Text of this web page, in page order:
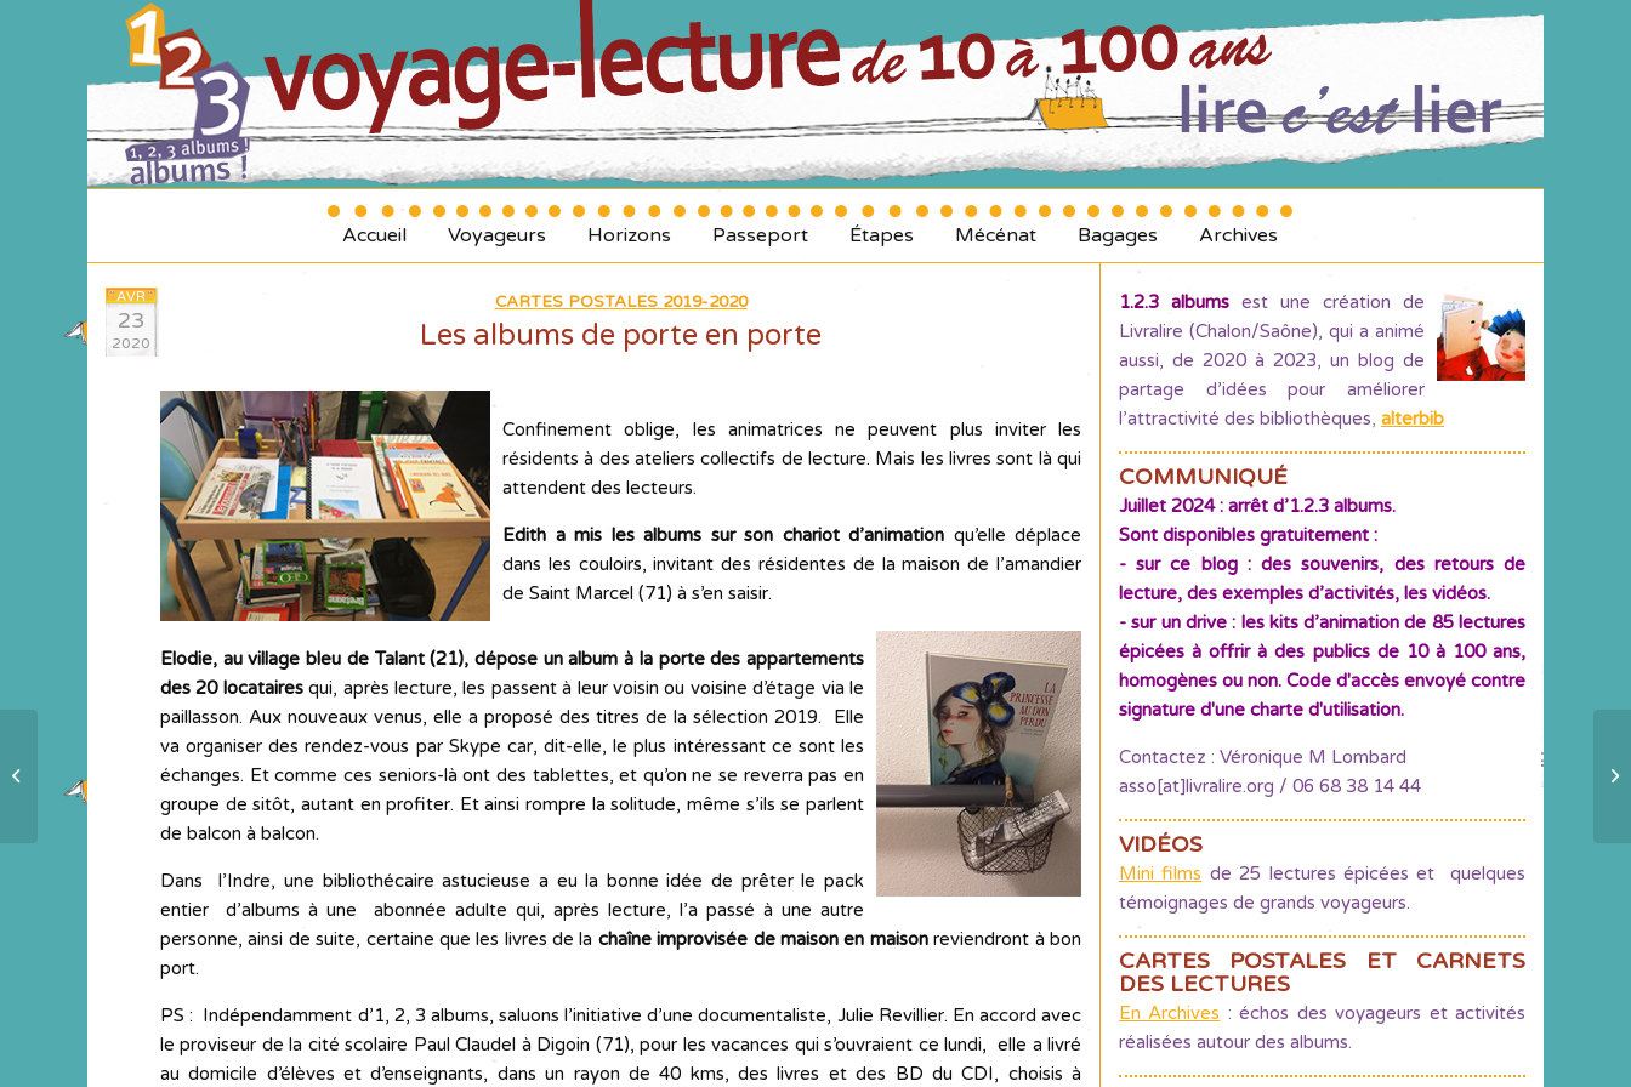
Accueil Voyageurs Horizons Passeport Étapes Mécénat Bagages Archives
AVR
23
2020
CARTES POSTALES 2019-2020
Les albums de porte en porte
Confinement oblige, les animatrices ne peuvent plus inviter les
résidents à des ateliers collectifs de lecture. Mais les livres sont là qui
attendent des lecteurs.
Edith a mis les albums sur son chariot d’animation qu’elle déplace
dans les couloirs, invitant des résidentes de la maison de l’amandier
de Saint Marcel (71) à s’en saisir.
Elodie, au village bleu de Talant (21), dépose un album à la porte des appartements
des 20 locatairesqui, après lecture, les passent à leur voisin ou voisine d’étage via le
paillasson. Aux nouveaux venus, elle a proposé des titres de la sélection 2019. Elle
va organiser des rendez-vous par Skype car, dit-elle, le plus intéressant ce sont les
échanges. Et comme ces seniors-là ont des tablettes, et qu’on ne se reverra pas en
groupe de sitôt, autant en profiter. Et ainsi rompre la solitude, même s’ils se parlent
de balcon à balcon.
Dans l’Indre, une bibliothécaire astucieuse a eu la bonne idée de prêter le pack
entier d’albums à une abonnée adulte qui, après lecture, l’a passé à une autre
personne, ainsi de suite, certaine que les livres de la chaîne improvisée de maison en maisonreviendront à bon
port.
PS : Indépendamment d’1, 2, 3 albums, saluons l’initiative d’une documentaliste, Julie Revillier. En accord avec
le proviseur de la cité scolaire Paul Claudel à Digoin (71), pour les vacances qui s’ouvraient ce lundi, elle a livré
au domicile d’élèves et d’enseignants, dans un rayon de 40 kms, des livres et des BD du CDI, choisis à
1.2.3 albums est une création de
Livralire (Chalon/Saône), qui a animé
aussi, de 2020 à 2023, un blog de
partage d’idées pour améliorer
l’attractivité des bibliothèques, alterbib
COMMUNIQUÉ
Juillet 2024 : arrêt d’1.2.3 albums.
Sont disponibles gratuitement :
- sur ce blog : des souvenirs, des retours de
lecture, des exemples d’activités, les vidéos.
- sur un drive : les kits d’animation de 85 lectures
épicées à offrir à des publics de 10 à 100 ans,
homogènes ou non. Code d'accès envoyé contre
signature d'une charte d'utilisation.
Contactez : Véronique M Lombard
asso[at]livralire.org / 06 68 38 14 44
VIDÉOS
Mini films de 25 lectures épicées et quelques
témoignages de grands voyageurs.
CARTES POSTALES ET CARNETS
DES LECTURES
En Archives : échos des voyageurs et activités
réalisées autour des albums.
Dedans dehors #3